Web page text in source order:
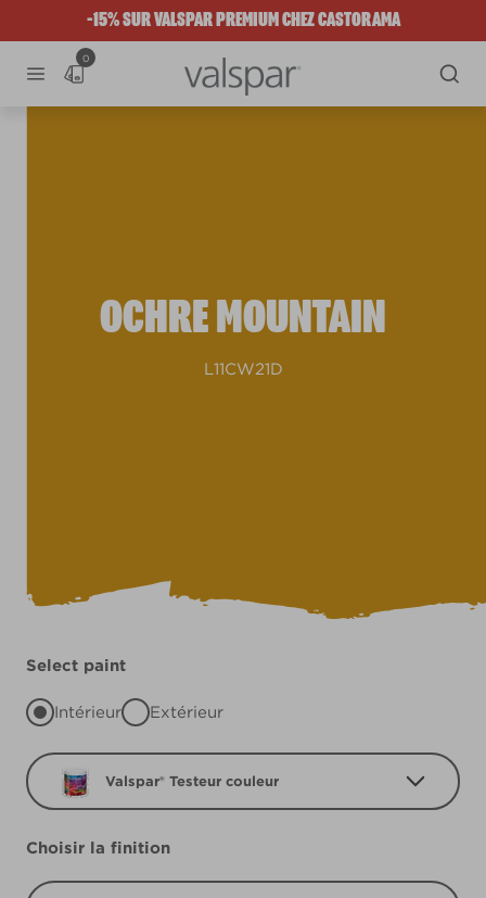
-15% SUR VALSPAR PREMIUM CHEZ CASTORAMA
0
OCHRE MOUNTAIN
L11CW21D
Select paint
Intérieur Extérieur
Valspar® Testeur couleur
Choisir la finition